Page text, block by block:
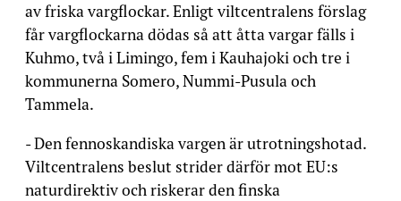
av friska vargflockar. Enligt viltcentralens förslag
får vargflockarna dödas så att åtta vargar fälls i
Kuhmo, två i Limingo, fem i Kauhajoki och tre i
kommunerna Somero, Nummi-Pusula och
Tammela.
- Den fennoskandiska vargen är utrotningshotad.
Viltcentralens beslut strider därför mot EU:s
naturdirektiv och riskerar den finska